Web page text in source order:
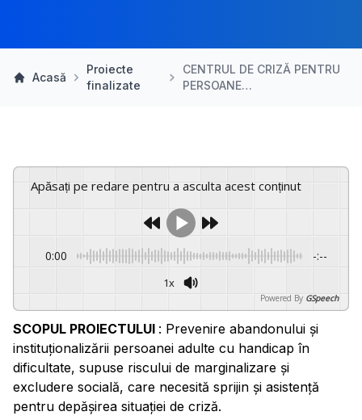
Acasă
Proiecte
finalizate
CENTRUL DE CRIZĂ PENTRU
PERSOANE…
Apăsați pe redare pentru a asculta acest conținut
0:00 -:--
1x
Powered By GSpeech
SCOPUL PROIECTULUI : Prevenire abandonului și
instituționalizării persoanei adulte cu handicap în
dificultate, supuse riscului de marginalizare și
excludere socială, care necesită sprijin și asistență
pentru depășirea situației de criză.